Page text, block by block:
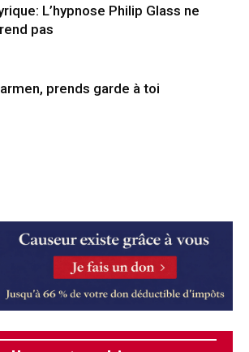
L’hypnose Philip Glass ne
pas
prends garde à toi